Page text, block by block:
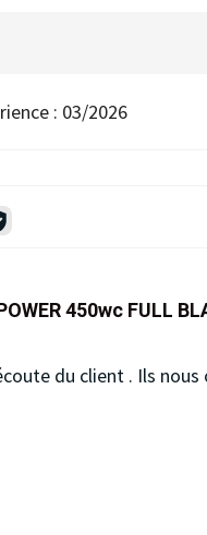
: 03/2026
450wc FULL
du client . Ils